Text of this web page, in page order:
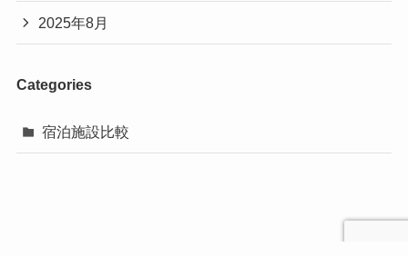
2025年8月
Categories
宿泊施設比較